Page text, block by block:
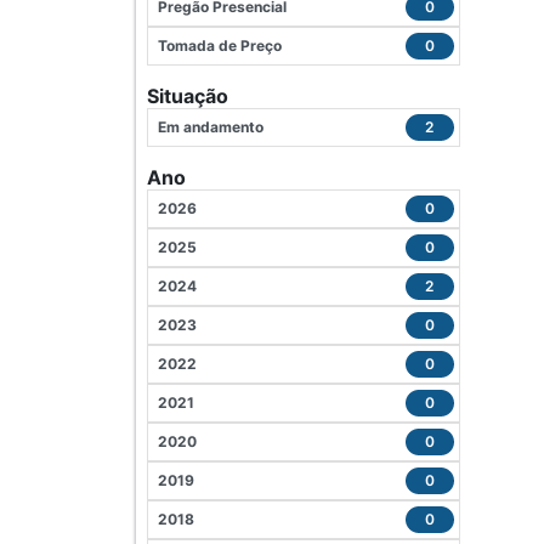
Pregão Presencial 0
Tomada de Preço 0
Situação
Em andamento 2
Ano
2026 0
2025 0
2024 2
2023 0
2022 0
2021 0
2020 0
2019 0
2018 0